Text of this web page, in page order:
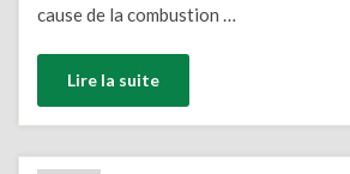
cause de la combustion …
Lire la suite